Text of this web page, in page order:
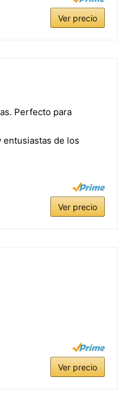
Ver precio
Perfecto para
entusiastas de los
Ver precio
Ver precio